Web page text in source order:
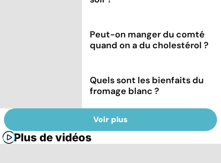
Peut-on manger du comté
quand on a du cholestérol ?
Quels sont les bienfaits du
fromage blanc ?
Voir plus
Plus de vidéos